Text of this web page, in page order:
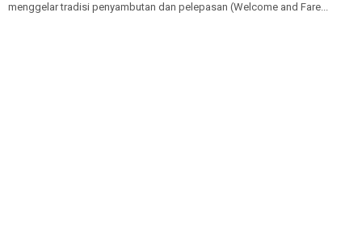
menggelar tradisi penyambutan dan pelepasan (Welcome and Fare...